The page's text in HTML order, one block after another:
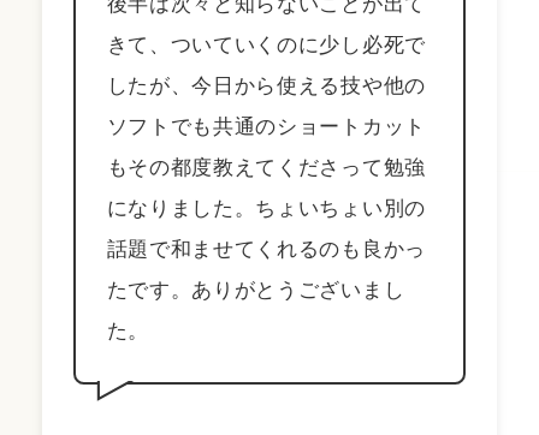
きて、ついていくのに少し必死で
したが、今日から使える技や他の
ソフトでも共通のショートカット
もその都度教えてくださって勉強
になりました。ちょいちょい別の
話題で和ませてくれるのも良かっ
たです。ありがとうございまし
た。